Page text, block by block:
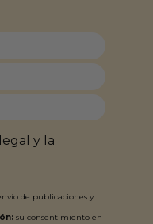
y la
de publicaciones y
su consentimiento en